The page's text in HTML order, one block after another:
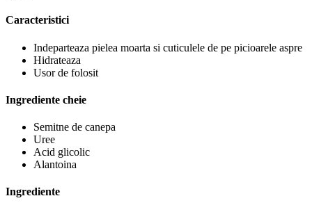
Caracteristici
Indeparteaza pielea moarta si cuticulele de pe picioarele aspre
Hidrateaza
Usor de folosit
Ingrediente cheie
Semitne de canepa
Uree
Acid glicolic
Alantoina
Ingrediente